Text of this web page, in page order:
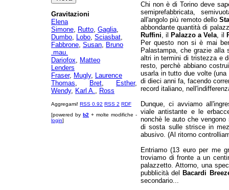
Gravitazioni
Elena
Simone, Rutto, Gaglia,
Dumbo, Lobo, Sciasbat,
Fabbrone, Susan, Bruno
.mau.
Dariofox, Matteo
Lenders
Fraser, Mugly, Laurence
Thomas, Bret, Esther,
Wendy, Karl A., Ross
Aggregami! RSS 0.92 RSS 2 RDF
[powered by b2 + molte modifiche -
login]
Chi non è di Torino deve
semiprefabbricata,
all'angolo più remoto dello
abbondante quantità di
Ruffini, il Palazzo a Vela, il
Per questo non si è mai
Palastampa, che grazie alla
altri in termini di tristezza e
resto, perchè abbiano
usarla in tutto due volte (una
di dieci anni fa, facendo
record italiano,
Dunque, ci avviamo
viale antistante e le
nonchè le auto che
di sosta sulle strisce in
abusivo. (Al ritorno
Entriamo (13 euro per me
troviamo di fronte a un
palazzetto. Attorno, una
pubblicità del
Bacardi
secondario...